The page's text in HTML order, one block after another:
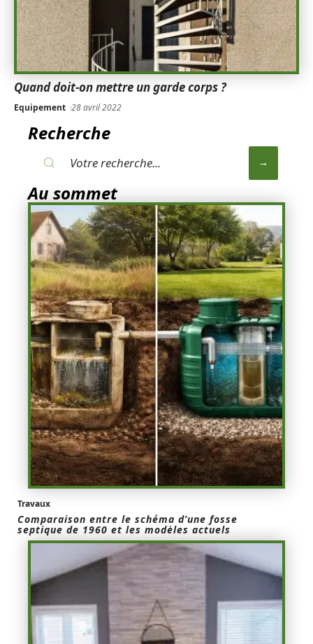
Quand doit-on mettre un garde corps ?
Equipement 28 avril 2022
Recherche
Au sommet
Travaux
Comparaison entre le schéma d’une fosse
septique de 1960 et les modèles actuels